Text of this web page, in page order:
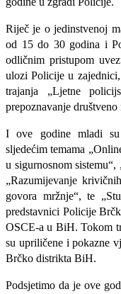
Riječ je o jedinstvenoj
od 15 do 30 godina i
odličnim pristupom
ulozi Policije u
trajanja „Ljetne
prepoznavanje
I ove godine mladi su
sljedećim temama
u sigurnosnom
„Razumijevanje
govora mržnje“, te
predstavnici Policije
OSCE-a u BiH. Tokom
su upriličene i pokazne
Brčko distrikta BiH.
Podsjetimo da je ove